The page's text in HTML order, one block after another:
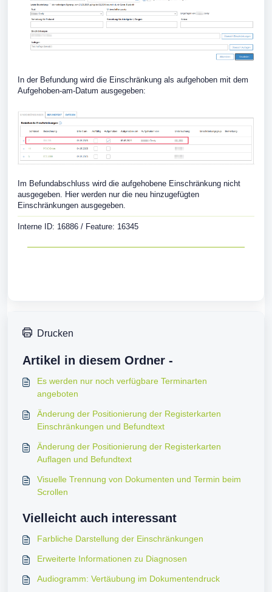
In der Befundung wird die Einschränkung als aufgehoben mit dem
Aufgehoben-am-Datum ausgegeben:
Im Befundabschluss wird die aufgehobene Einschränkung nicht
ausgegeben. Hier werden nur die neu hinzugefügten
Einschränkungen ausgegeben.
Interne ID: 16886 / Feature: 16345
Drucken
Artikel in diesem Ordner -
Es werden nur noch verfügbare Terminarten
angeboten
Änderung der Positionierung der Registerkarten
Einschränkungen und Befundtext
Änderung der Positionierung der Registerkarten
Auflagen und Befundtext
Visuelle Trennung von Dokumenten und Termin beim
Scrollen
Vielleicht auch interessant
Farbliche Darstellung der Einschränkungen
Erweiterte Informationen zu Diagnosen
Audiogramm: Vertäubung im Dokumentendruck